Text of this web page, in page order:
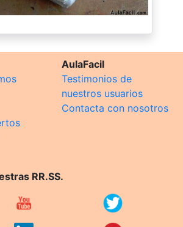
AulaFacil
Testimonios de
nuestros usuarios
Contacta con nosotros
RR.SS.